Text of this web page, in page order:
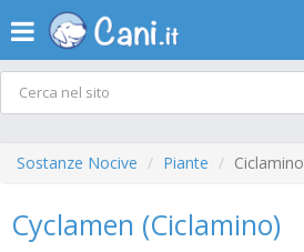
Sostanze Nocive Piante Ciclamino
Cyclamen (Ciclamino)